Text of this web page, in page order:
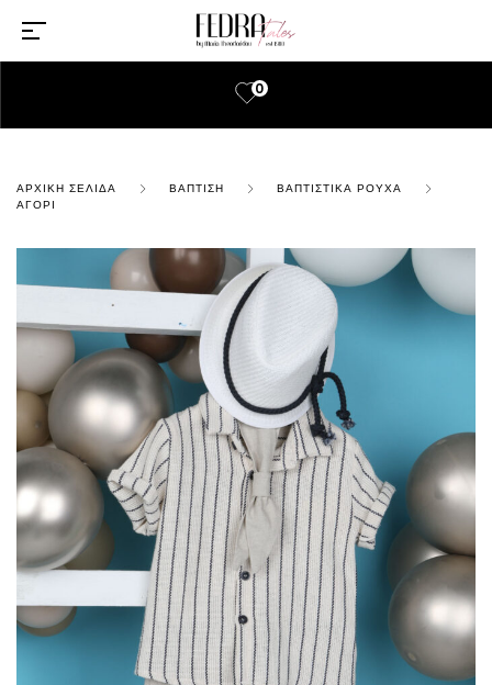
0
ΑΡΧΙΚΉ ΣΕΛΊΔΑ ΒΆΠΤΙΣΗ
ΒΑΠΤΙΣΤΙΚΆ ΡΟΎΧΑ
ΑΓΌΡΙ